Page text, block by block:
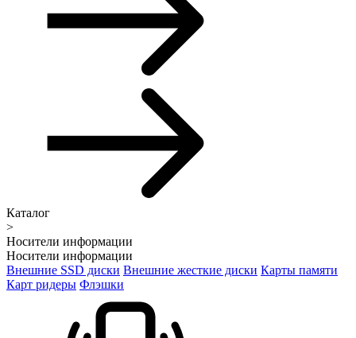
Каталог
>
Носители информации
Носители информации
Внешние SSD диски Внешние жесткие диски Карты памяти
Карт ридеры Флэшки